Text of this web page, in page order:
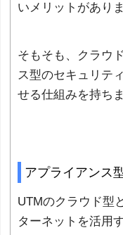
いメリットがありま
そもそも、クラウ
ス型のセキュリテ
せる仕組みを持ちま
アプライアンス
UTMのクラウド型
ターネットを活用